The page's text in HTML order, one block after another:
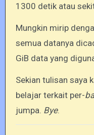
1300 detik atau
Mungkin mirip
semua datanya
GiB data yang
Sekian tulisan saya
belajar terkait per-
jumpa. Bye.